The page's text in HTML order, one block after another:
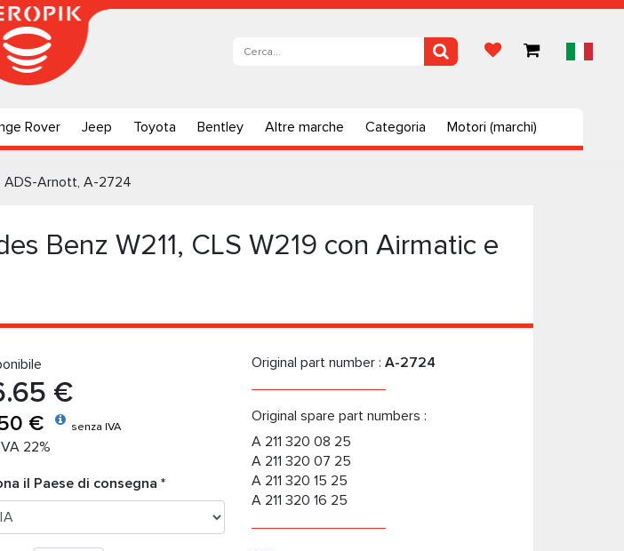
Rover Jeep Toyota Bentley Altre marche Categoria Motori (marchi)
ADS-Arnott, A-2724
Benz W211, CLS W219 con Airmatic e
€
€ senza IVA
22%
il Paese di consegna *
Original part number : A-2724
Original spare part numbers :
A 211 320 08 25
A 211 320 07 25
A 211 320 15 25
A 211 320 16 25